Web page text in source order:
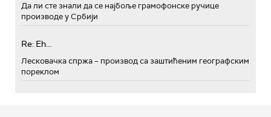
Да ли сте знали да се најбоље грамофонске ручице
производе у Србији
Re: Eh...
Лесковачка спржа – производ са заштићеним географским
пореклом